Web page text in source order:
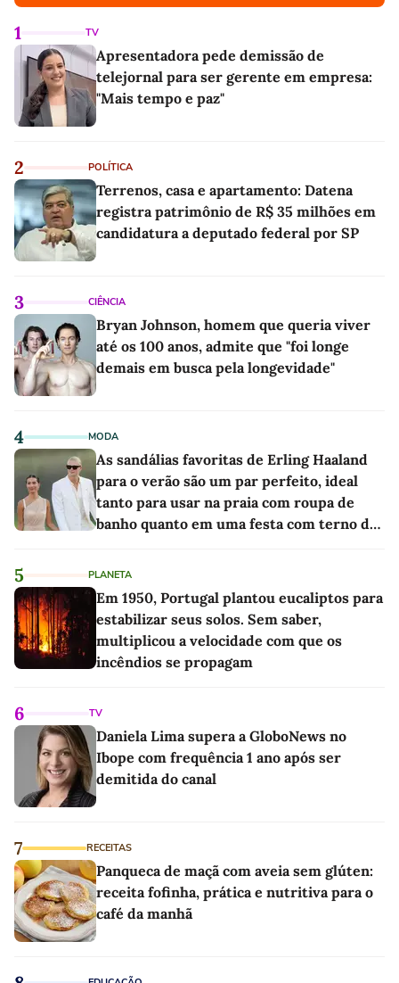
1 TV
Apresentadora pede demissão de
telejornal para ser gerente em empresa:
"Mais tempo e paz"
2 POLÍTICA
Terrenos, casa e apartamento: Datena
registra patrimônio de R$ 35 milhões em
candidatura a deputado federal por SP
3 CIÊNCIA
Bryan Johnson, homem que queria viver
até os 100 anos, admite que "foi longe
demais em busca pela longevidade"
4 MODA
As sandálias favoritas de Erling Haaland
para o verão são um par perfeito, ideal
tanto para usar na praia com roupa de
banho quanto em uma festa com terno de
5 PLANETA
Em 1950, Portugal plantou eucaliptos para
estabilizar seus solos. Sem saber,
multiplicou a velocidade com que os
incêndios se propagam
6 TV
Daniela Lima supera a GloboNews no
Ibope com frequência 1 ano após ser
demitida do canal
7 RECEITAS
Panqueca de maçã com aveia sem glúten:
receita fofinha, prática e nutritiva para o
café da manhã